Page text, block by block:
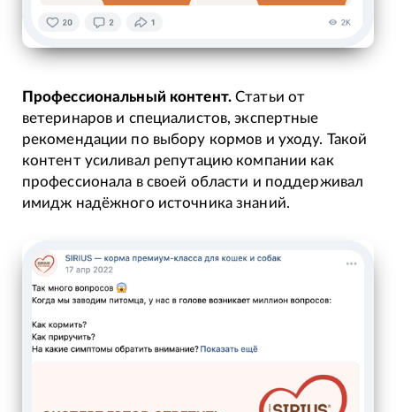
Профессиональный контент. Статьи от
ветеринаров и специалистов, экспертные
рекомендации по выбору кормов и уходу. Такой
контент усиливал репутацию компании как
профессионала в своей области и поддерживал
имидж надёжного источника знаний.